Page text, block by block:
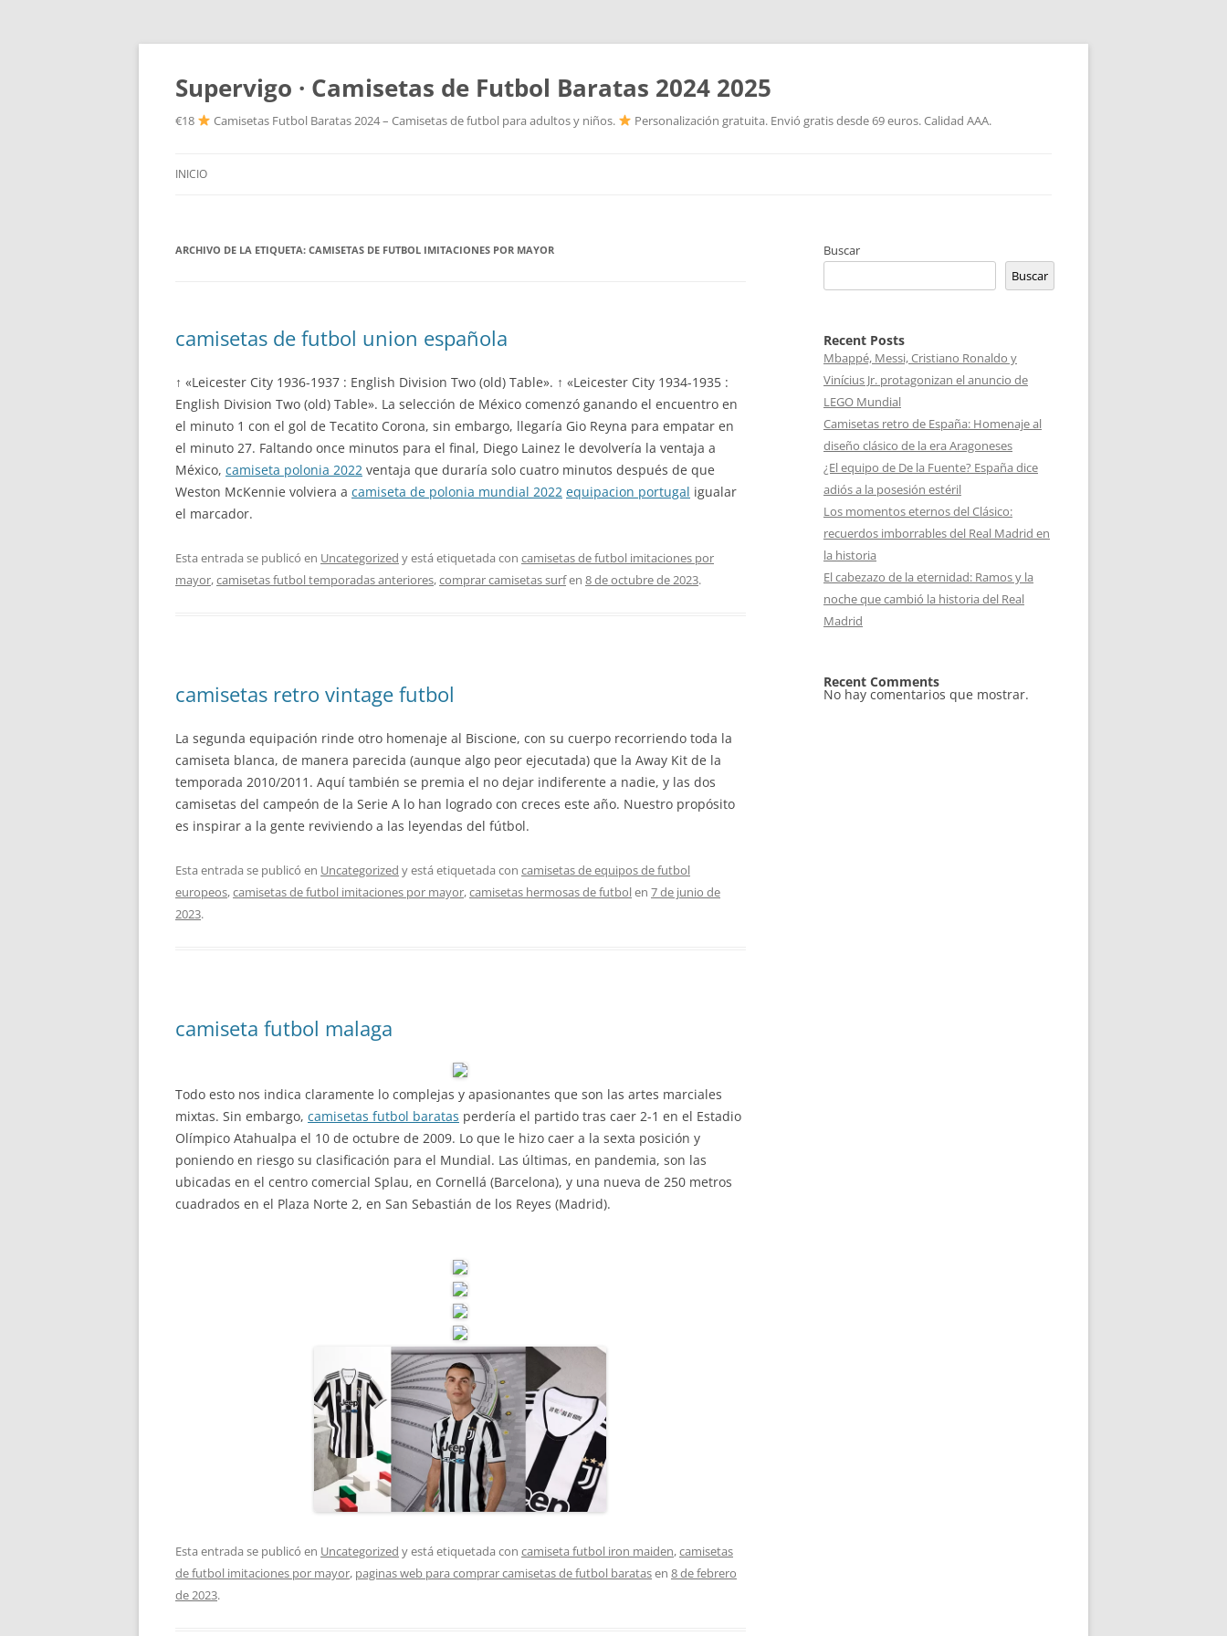
Supervigo · Camisetas de Futbol Baratas 2024 2025
€18 Camisetas Futbol Baratas 2024 – Camisetas de futbol para adultos y niños. Personalización gratuita. Envió gratis desde 69 euros. Calidad AAA.
INICIO
ARCHIVO DE LA ETIQUETA: CAMISETAS DE FUTBOL IMITACIONES POR MAYOR
camisetas de futbol union española
↑ «Leicester City 1936-1937 : English Division Two (old) Table». ↑ «Leicester City 1934-1935 :
English Division Two (old) Table». La selección de México comenzó ganando el encuentro en
el minuto 1 con el gol de Tecatito Corona, sin embargo, llegaría Gio Reyna para empatar en
el minuto 27. Faltando once minutos para el final, Diego Lainez le devolvería la ventaja a
México, camiseta polonia 2022 ventaja que duraría solo cuatro minutos después de que
Weston McKennie volviera a camiseta de polonia mundial 2022 equipacion portugal igualar
el marcador.
Esta entrada se publicó en Uncategorized y está etiquetada con camisetas de futbol imitaciones por
mayor,camisetas futbol temporadas anteriores,comprar camisetas surfen 8 de octubre de 2023.
camisetas retro vintage futbol
La segunda equipación rinde otro homenaje al Biscione, con su cuerpo recorriendo toda la
camiseta blanca, de manera parecida (aunque algo peor ejecutada) que la Away Kit de la
temporada 2010/2011. Aquí también se premia el no dejar indiferente a nadie, y las dos
camisetas del campeón de la Serie A lo han logrado con creces este año. Nuestro propósito
es inspirar a la gente reviviendo a las leyendas del fútbol.
Esta entrada se publicó en Uncategorized y está etiquetada con camisetas de equipos de futbol
europeos,camisetas de futbol imitaciones por mayor,camisetas hermosas de futbolen 7 de junio de
2023.
camiseta futbol malaga
Todo esto nos indica claramente lo complejas y apasionantes que son las artes marciales
mixtas. Sin embargo, camisetas futbol baratas perdería el partido tras caer 2-1 en el Estadio
Olímpico Atahualpa el 10 de octubre de 2009. Lo que le hizo caer a la sexta posición y
poniendo en riesgo su clasificación para el Mundial. Las últimas, en pandemia, son las
ubicadas en el centro comercial Splau, en Cornellá (Barcelona), y una nueva de 250 metros
cuadrados en el Plaza Norte 2, en San Sebastián de los Reyes (Madrid).
Esta entrada se publicó en Uncategorized y está etiquetada con camiseta futbol iron maiden,camisetas
de futbol imitaciones por mayor, paginas web para comprar camisetas de futbol baratasen 8 de febrero
de 2023.
Buscar
Buscar
Recent Posts
Mbappé, Messi, Cristiano Ronaldo y
Vinícius Jr. protagonizan el anuncio de
LEGO Mundial
Camisetas retro de España: Homenaje al
diseño clásico de la era Aragoneses
¿El equipo de De la Fuente? España dice
adiós a la posesión estéril
Los momentos eternos del Clásico:
recuerdos imborrables del Real Madrid en
la historia
El cabezazo de la eternidad: Ramos y la
noche que cambió la historia del Real
Madrid
Recent Comments
No hay comentarios que mostrar.